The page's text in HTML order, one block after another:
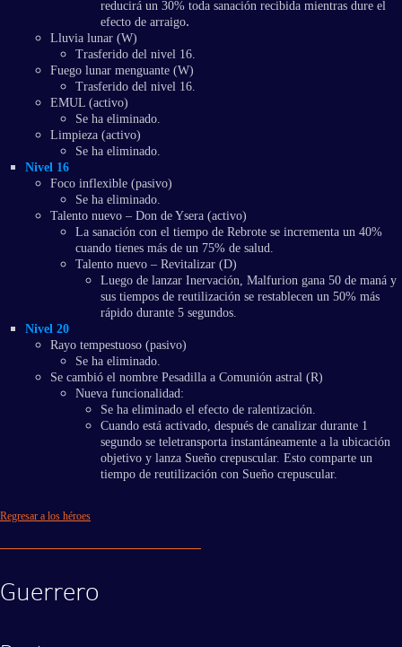
reducirá un 30% toda sanación recibida mientras dure el
efecto de arraigo.
Lluvia lunar (W)
Trasferido del nivel 16.
Fuego lunar menguante (W)
Trasferido del nivel 16.
EMUL (activo)
Se ha eliminado.
Limpieza (activo)
Se ha eliminado.
Nivel 16
Foco inflexible (pasivo)
Se ha eliminado.
Talento nuevo – Don de Ysera (activo)
La sanación con el tiempo de Rebrote se incrementa un 40%
cuando tienes más de un 75% de salud.
Talento nuevo – Revitalizar (D)
Luego de lanzar Inervación, Malfurion gana 50 de maná y
sus tiempos de reutilización se restablecen un 50% más
rápido durante 5 segundos.
Nivel 20
Rayo tempestuoso (pasivo)
Se ha eliminado.
Se cambió el nombre Pesadilla a Comunión astral (R)
Nueva funcionalidad:
Se ha eliminado el efecto de ralentización.
Cuando está activado, después de canalizar durante 1
segundo se teletransporta instantáneamente a la ubicación
objetivo y lanza Sueño crepuscular. Esto comparte un
tiempo de reutilización con Sueño crepuscular.
Regresar a los héroes
Guerrero